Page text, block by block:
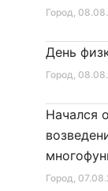
Город,
Город,
День
Город,
Начался
площадки